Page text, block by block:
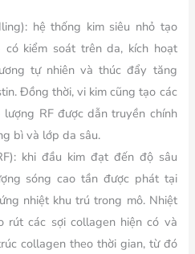
hệ thống kim siêu nhỏ tạo
kiểm soát trên da, kích hoạt
tự nhiên và thúc đẩy tăng
Đồng thời, vi kim cũng tạo các
RF được dẫn truyền chính
bì và lớp da sâu.
khi đầu kim đạt đến độ sâu
sóng cao tần được phát tại
nhiệt khu trú trong mô. Nhiệt
rút các sợi collagen hiện có và
collagen theo thời gian, từ đó